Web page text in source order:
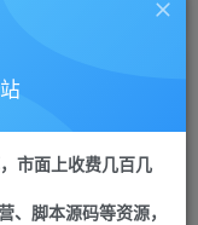
研究探讨更多创业项目路子。
招募站长
APP下载
GO
市面上收费几百几
、脚本源码等资源，